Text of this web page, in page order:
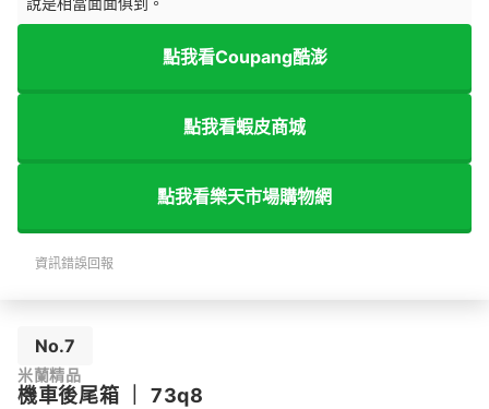
點我看Coupang酷澎
點我看蝦皮商城
點我看樂天市場購物網
資訊錯誤回報
No.7
米蘭精品
機車後尾箱 73q8